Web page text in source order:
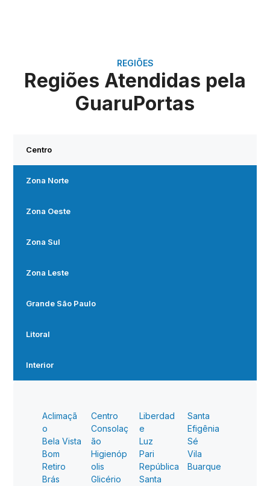
REGIÕES
Regiões Atendidas pela
GuaruPortas
Centro
Zona Norte
Zona Oeste
Zona Sul
Zona Leste
Grande São Paulo
Litoral
Interior
Aclimaçã
o
Bela Vista
Bom
Retiro
Brás
Centro
Consolaç
ão
Higienóp
olis
Glicério
Liberdad
e
Luz
Pari
República
Santa
Santa
Efigênia
Sé
Vila
Buarque